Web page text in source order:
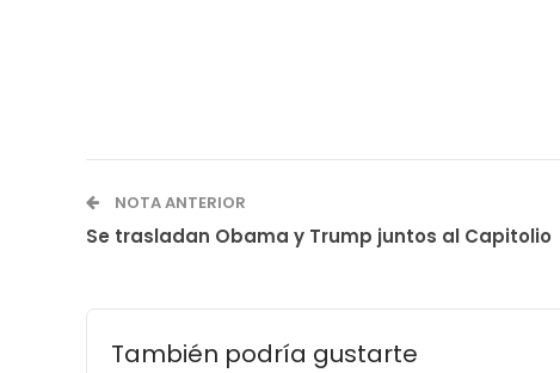
NOTA ANTERIOR
Se trasladan Obama y Trump juntos al Capitolio
También podría gustarte